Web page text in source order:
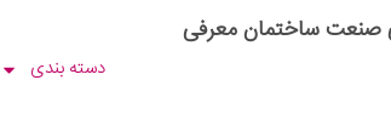
صنعت ساختمان معرفی
دسته بندی